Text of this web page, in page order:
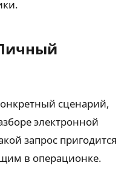
сценарий,
электронной
запрос пригодится
в операционке.